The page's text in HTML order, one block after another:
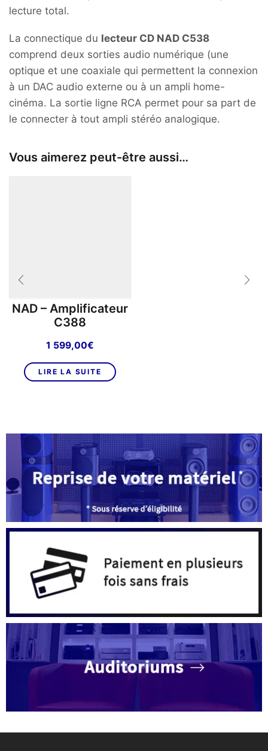
lecture total.
La connectique du lecteur CD NAD C538
comprend deux sorties audio numérique (une
optique et une coaxiale qui permettent la connexion
à un DAC audio externe ou à un ampli home-
cinéma. La sortie ligne RCA permet pour sa part de
le connecter à tout ampli stéréo analogique.
Vous aimerez peut-être aussi…
NAD – Amplificateur
C388
1 599,00€
LIRE LA SUITE